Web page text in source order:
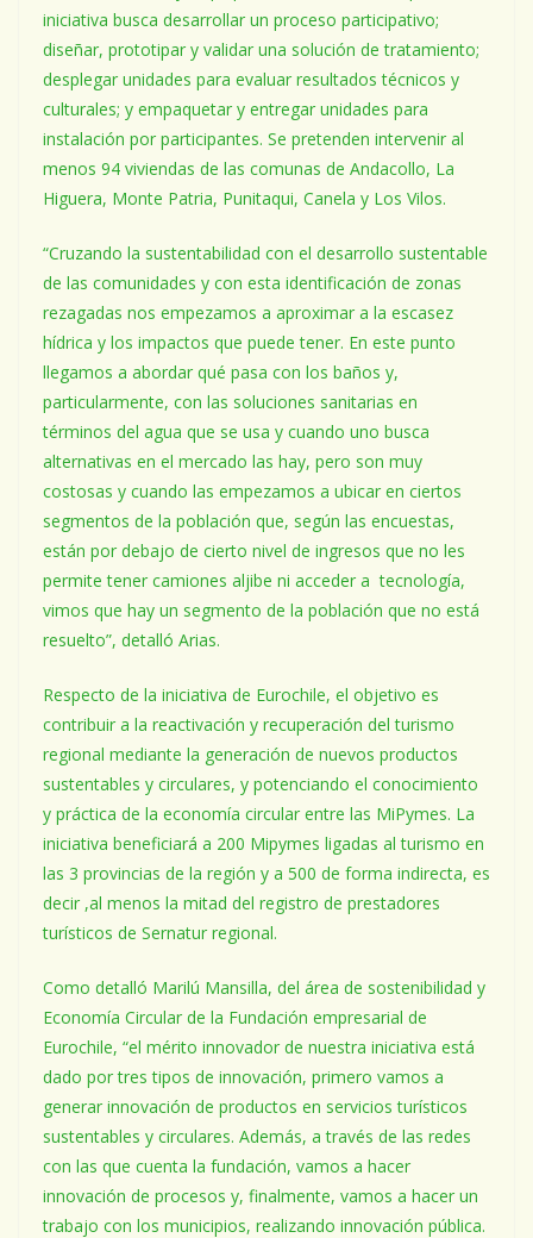
iniciativa busca desarrollar un proceso participativo;
diseñar, prototipar y validar una solución de tratamiento;
desplegar unidades para evaluar resultados técnicos y
culturales; y empaquetar y entregar unidades para
instalación por participantes. Se pretenden intervenir al
menos 94 viviendas de las comunas de Andacollo, La
Higuera, Monte Patria, Punitaqui, Canela y Los Vilos.
“Cruzando la sustentabilidad con el desarrollo sustentable
de las comunidades y con esta identificación de zonas
rezagadas nos empezamos a aproximar a la escasez
hídrica y los impactos que puede tener. En este punto
llegamos a abordar qué pasa con los baños y,
particularmente, con las soluciones sanitarias en
términos del agua que se usa y cuando uno busca
alternativas en el mercado las hay, pero son muy
costosas y cuando las empezamos a ubicar en ciertos
segmentos de la población que, según las encuestas,
están por debajo de cierto nivel de ingresos que no les
permite tener camiones aljibe ni acceder a tecnología,
vimos que hay un segmento de la población que no está
resuelto”, detalló Arias.
Respecto de la iniciativa de Eurochile, el objetivo es
contribuir a la reactivación y recuperación del turismo
regional mediante la generación de nuevos productos
sustentables y circulares, y potenciando el conocimiento
y práctica de la economía circular entre las MiPymes. La
iniciativa beneficiará a 200 Mipymes ligadas al turismo en
las 3 provincias de la región y a 500 de forma indirecta, es
decir ,al menos la mitad del registro de prestadores
turísticos de Sernatur regional.
Como detalló Marilú Mansilla, del área de sostenibilidad y
Economía Circular de la Fundación empresarial de
Eurochile, “el mérito innovador de nuestra iniciativa está
dado por tres tipos de innovación, primero vamos a
generar innovación de productos en servicios turísticos
sustentables y circulares. Además, a través de las redes
con las que cuenta la fundación, vamos a hacer
innovación de procesos y, finalmente, vamos a hacer un
trabajo con los municipios, realizando innovación pública.